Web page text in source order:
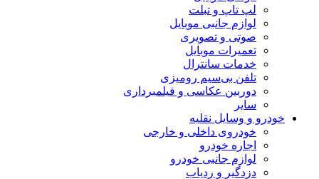
لپ تاپ و تبلت
لوازم جانبی موبایل
صوتی و تصویری
تعمیرات موبایل
خدمات سانترال
تلفن بی‌سیم رومیزی
دوربین عکاسی و فیلمبرداری
سایر
خودرو و وسایل نقلیه
خودروی داخلی و خارجی
اجاره خودرو
لوازم جانبی خودرو
دزدگیر و ردیاب